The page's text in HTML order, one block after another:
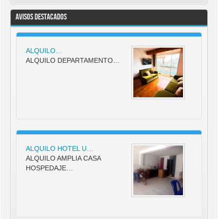
Avisos Destacados
ALQUILO…
ALQUILO DEPARTAMENTO…
ALQUILO HOTEL U…
ALQUILO AMPLIA CASA
HOSPEDAJE…